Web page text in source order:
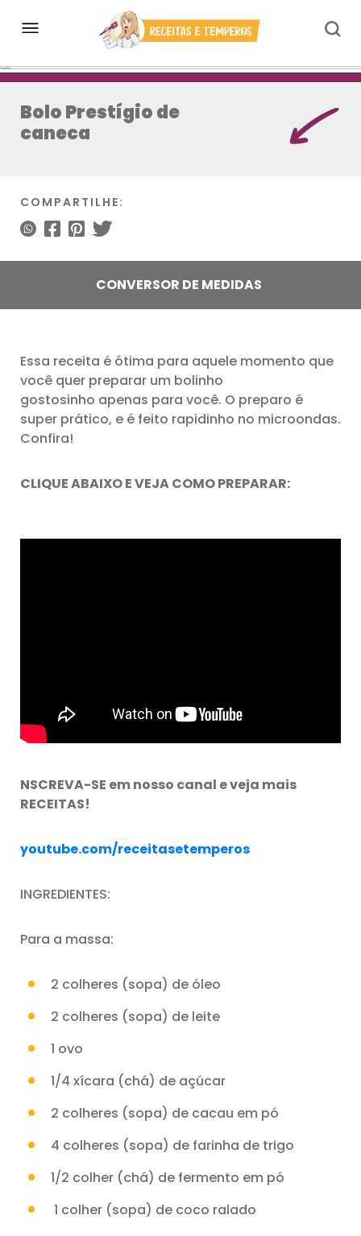
Bolo Prestígio de
caneca
COMPARTILHE:
CONVERSOR DE MEDIDAS
Essa receita é ótima para aquele momento que
você quer preparar um bolinho
gostosinho apenas para você. O preparo é
super prático, e é feito rapidinho no microondas.
Confira!
CLIQUE ABAIXO E VEJA COMO PREPARAR:
NSCREVA-SE em nosso canal e veja mais
RECEITAS!
youtube.com/receitasetemperos
INGREDIENTES:
Para a massa:
2 colheres (sopa) de óleo
2 colheres (sopa) de leite
1 ovo
1/4 xícara (chá) de açúcar
2 colheres (sopa) de cacau em pó
4 colheres (sopa) de farinha de trigo
1/2 colher (chá) de fermento em pó
1 colher (sopa) de coco ralado